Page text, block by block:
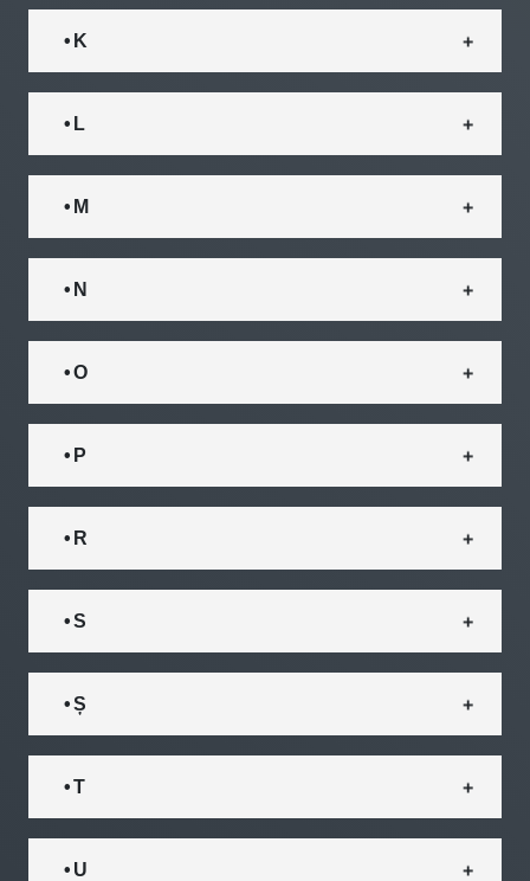
• K
• L
• M
• N
• O
• P
• R
• S
• Ș
• T
• U